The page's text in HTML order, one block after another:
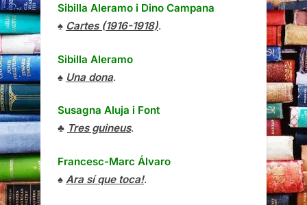
Sibilla Aleramo i Dino Campana
♠ Cartes (1916-1918).
Sibilla Aleramo
♠ Una dona.
Susagna Aluja i Font
♣ Tres guineus.
Francesc-Marc Álvaro
♠ Ara sí que toca!.